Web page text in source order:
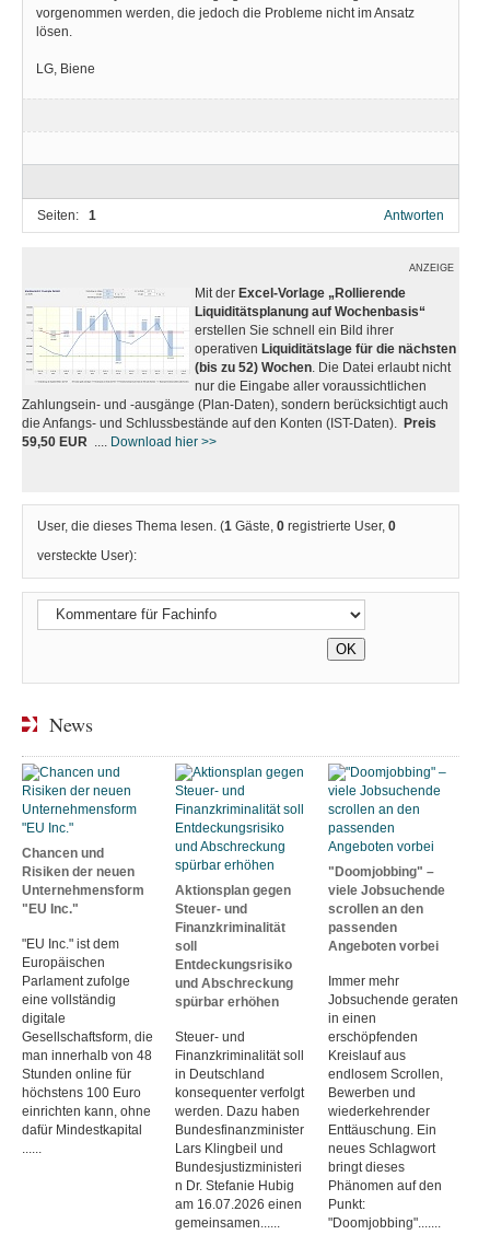
vorgenommen werden, die jedoch die Probleme nicht im Ansatz
lösen.
LG, Biene
Seiten: 1 Antworten
ANZEIGE
Mit der Excel-Vorlage „Rollierende
Liquiditätsplanung auf Wochenbasis“
erstellen Sie schnell ein Bild ihrer
operativen Liquiditätslage für die nächsten
(bis zu 52) Wochen . Die Datei erlaubt nicht
nur die Eingabe aller voraussichtlichen
Zahlungsein- und -ausgänge (Plan-Daten), sondern berücksichtigt auch
die Anfangs- und Schlussbestände auf den Konten (IST-Daten).
Preis
59,50 EUR
Download hier >>
User, die dieses Thema lesen. (1 Gäste,0 registrierte User,0
versteckte User):
News
Chancen und
Risiken der neuen
Unternehmensform
"EU Inc."
"EU Inc." ist dem
Europäischen
Parlament zufolge
eine vollständig
digitale
Gesellschaftsform, die
man innerhalb von 48
Stunden online für
höchstens 100 Euro
einrichten kann, ohne
dafür Mindestkapital
Aktionsplan gegen
Steuer- und
Finanzkriminalität
soll
Entdeckungsrisiko
und Abschreckung
spürbar erhöhen
Steuer- und
Finanzkriminalität soll
in Deutschland
konsequenter verfolgt
werden. Dazu haben
Bundesfinanzminister
Lars Klingbeil und
Bundesjustizministeri
n Dr. Stefanie Hubig
am 16.07.2026 einen
gemeinsamen......
"Doomjobbing" –
viele Jobsuchende
scrollen an den
passenden
Angeboten vorbei
Immer mehr
Jobsuchende geraten
in einen
erschöpfenden
Kreislauf aus
endlosem Scrollen,
Bewerben und
wiederkehrender
Enttäuschung. Ein
neues Schlagwort
bringt dieses
Phänomen auf den
Punkt:
"Doomjobbing".......